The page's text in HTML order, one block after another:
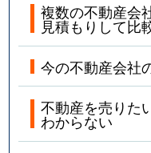
複数の不動産会
見積もりして比
今の不動産会社
不動産を売りた
わからない